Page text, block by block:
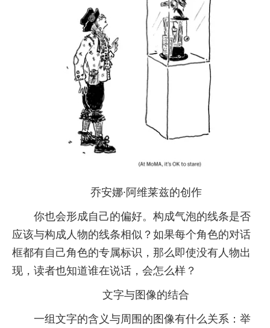
乔安娜·阿维莱兹的创作
你也会形成自己的偏好。构成气泡的线条是否
应该与构成人物的线条相似？如果每个角色的对话
框都有自己角色的专属标识，那么即使没有人物出
现，读者也知道谁在说话，会怎么样？
文字与图像的结合
一组文字的含义与周围的图像有什么关系：举